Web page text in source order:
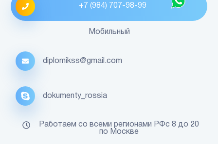
+7 (984) 707-98-99
Мобильный
diplomikss@gmail.com
dokumenty_rossia
Работаем со всеми регионами РФс 8 до 20
по Москве